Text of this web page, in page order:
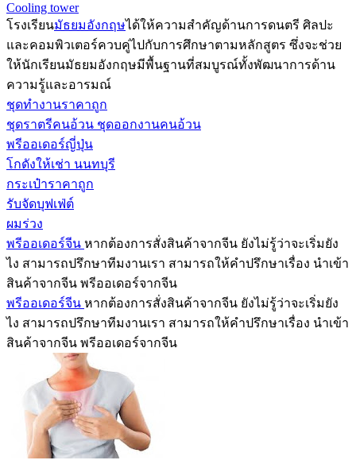
Cooling tower
โรงเรียนมัธยมอังกฤษได้ให้ความสำคัญด้านการดนตรี ศิลปะ
และคอมพิวเตอร์ควบคู่ไปกับการศึกษาตามหลักสูตร ซึ่งจะช่วย
ให้นักเรียนมัธยมอังกฤษมีพื้นฐานที่สมบูรณ์ทั้งพัฒนาการด้าน
ความรู้และอารมณ์
ชุดทำงานราคาถูก
ชุดราตรีคนอ้วน ชุดออกงานคนอ้วน
พรีออเดอร์ญี่ปุ่น
โกดังให้เช่า นนทบุรี
กระเป๋าราคาถูก
รับจัดบุฟเฟ่ต์
ผมร่วง
พรีออเดอร์จีน หากต้องการสั่งสินค้าจากจีน ยังไม่รู้ว่าจะเริ่มยัง
ไง สามารถปรึกษาทีมงานเรา สามารถให้คำปรึกษาเรื่อง นำเข้า
สินค้าจากจีน พรีออเดอร์จากจีน
พรีออเดอร์จีน หากต้องการสั่งสินค้าจากจีน ยังไม่รู้ว่าจะเริ่มยัง
ไง สามารถปรึกษาทีมงานเรา สามารถให้คำปรึกษาเรื่อง นำเข้า
สินค้าจากจีน พรีออเดอร์จากจีน